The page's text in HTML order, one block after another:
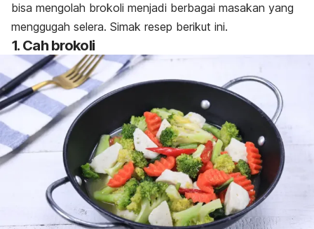
bisa mengolah brokoli menjadi berbagai masakan yang
menggugah selera. Simak resep berikut ini.
1. Cah brokoli